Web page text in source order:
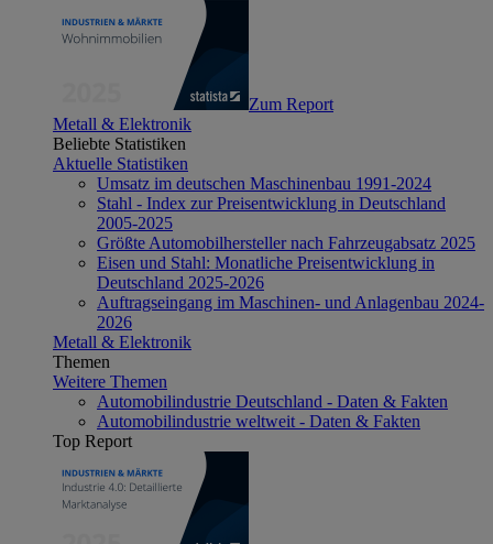
Zum Report
Metall & Elektronik
Beliebte Statistiken
Aktuelle Statistiken
Umsatz im deutschen Maschinenbau 1991-2024
Stahl - Index zur Preisentwicklung in Deutschland
2005-2025
Größte Automobilhersteller nach Fahrzeugabsatz 2025
Eisen und Stahl: Monatliche Preisentwicklung in
Deutschland 2025-2026
Auftragseingang im Maschinen- und Anlagenbau 2024-
2026
Metall & Elektronik
Themen
Weitere Themen
Automobilindustrie Deutschland - Daten & Fakten
Automobilindustrie weltweit - Daten & Fakten
Top Report